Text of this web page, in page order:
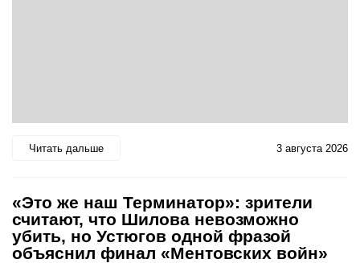
Читать дальше 3 августа 2026
«Это же наш Терминатор»: зрители
считают, что Шилова невозможно
убить, но Устюгов одной фразой
объяснил финал «Ментовских войн»